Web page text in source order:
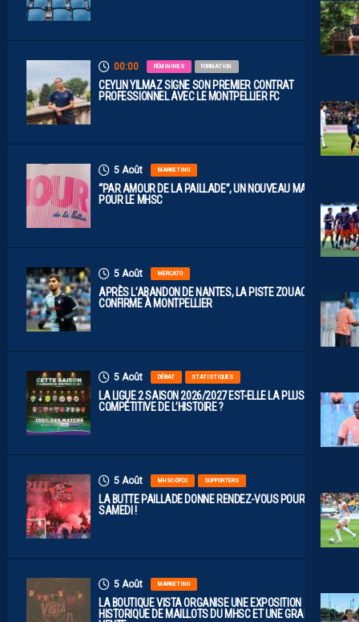
00:00 FÉMININES FORMATION
CEYLIN YILMAZ SIGNE SON PREMIER CONTRAT
PROFESSIONNEL AVEC LE MONTPELLIER FC
5 Août MARKETING
“PAR AMOUR DE LA PAILLADE”, UN NOUVEAU MAILLOT
POUR LE MHSC
5 Août MERCATO
APRÈS L’ABANDON DE NANTES, LA PISTE ZOUAOUI SE
CONFIRME À MONTPELLIER
5 Août DÉBAT STATISTIQUES
LA LIGUE 2 SAISON 2026/2027 EST-ELLE LA PLUS
COMPÉTITIVE DE L’HISTOIRE ?
5 Août MHSC-DFCO SUPPORTERS
LA BUTTE PAILLADE DONNE RENDEZ-VOUS POUR
SAMEDI !
5 Août MARKETING
LA BOUTIQUE VISTA ORGANISE UNE EXPOSITION
HISTORIQUE DE MAILLOTS DU MHSC ET UNE GRANDE